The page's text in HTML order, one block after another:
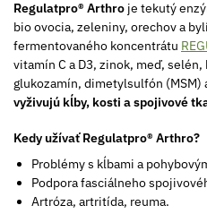
Regulatpro® Arthro je tekutý
bio ovocia, zeleniny, orechov a
fermentovaného koncentrátu
vitamín C a D3, zinok, meď,
glukozamín, dimetylsulfón (MSM)
vyživujú kĺby, kosti a spojivové
Kedy užívať Regulatpro® Arthro?
Problémy s kĺbami a
Podpora fasciálneho
Artróza, artritída, reuma.